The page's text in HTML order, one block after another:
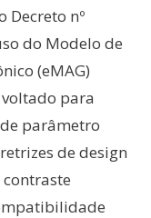
nº
do Modelo de
(eMAG)
para
parâmetro
de design
contraste